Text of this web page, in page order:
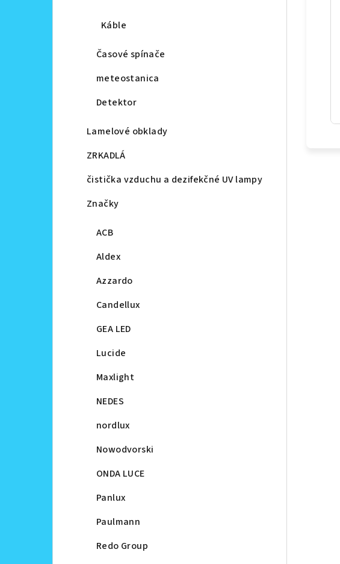
Káble
Časové spínače
meteostanica
Detektor
Lamelové obklady
ZRKADLÁ
čistička vzduchu a dezifekčné UV lampy
Značky
ACB
Aldex
Azzardo
Candellux
GEA LED
Lucide
Maxlight
NEDES
nordlux
Nowodvorski
ONDA LUCE
Panlux
Paulmann
Redo Group